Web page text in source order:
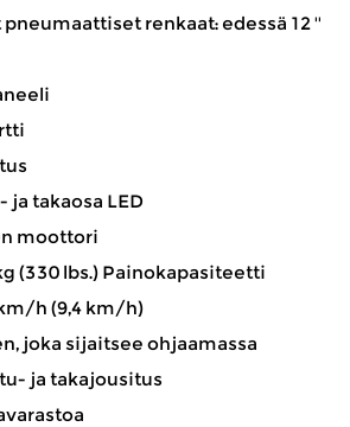
renkaat: edessä 12 ''
ja takaosa LED
moottori
(330 lbs.) Painokapasiteetti
h (9,4 km/h)
joka sijaitsee ohjaamassa
ja takajousitus